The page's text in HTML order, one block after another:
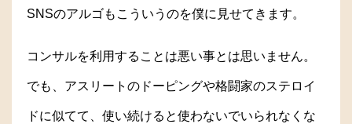
SNSのアルゴもこういうのを僕に見せてきます。
コンサルを利用することは悪い事とは思いません。
でも、アスリートのドーピングや格闘家のステロイ
ドに似てて、使い続けると使わないでいられなくな